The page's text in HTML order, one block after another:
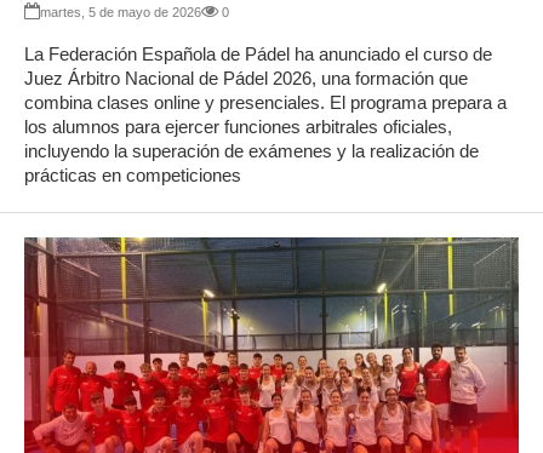
martes, 5 de mayo de 2026 0
La Federación Española de Pádel ha anunciado el curso de
Juez Árbitro Nacional de Pádel 2026, una formación que
combina clases online y presenciales. El programa prepara a
los alumnos para ejercer funciones arbitrales oficiales,
incluyendo la superación de exámenes y la realización de
prácticas en competiciones